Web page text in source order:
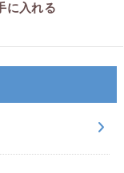
に入れる